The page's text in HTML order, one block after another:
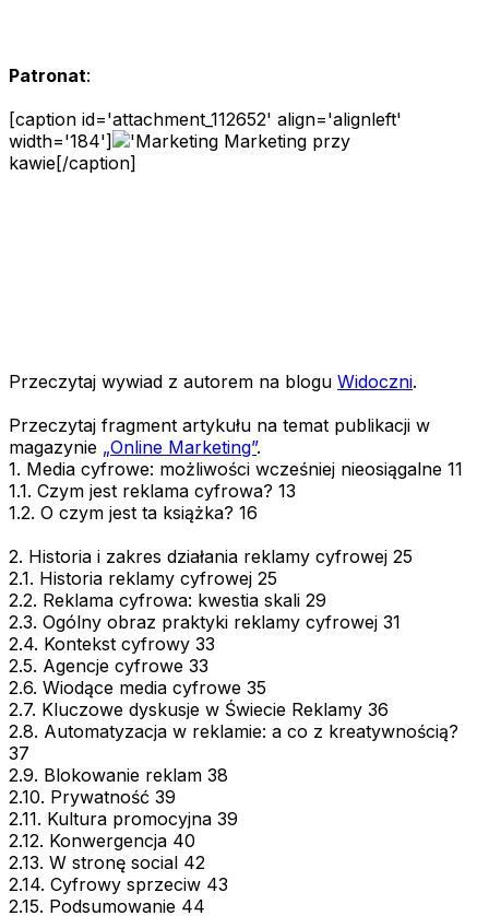
Patronat:
[caption id='attachment_112652' align='alignleft'
width='184']
Marketing przy
kawie[/caption]
Przeczytaj wywiad z autorem na blogu Widoczni.
Przeczytaj fragment artykułu na temat publikacji w
magazynie „Online Marketing”.
1. Media cyfrowe: możliwości wcześniej nieosiągalne 11
1.1. Czym jest reklama cyfrowa? 13
1.2. O czym jest ta książka? 16
2. Historia i zakres działania reklamy cyfrowej 25
2.1. Historia reklamy cyfrowej 25
2.2. Reklama cyfrowa: kwestia skali 29
2.3. Ogólny obraz praktyki reklamy cyfrowej 31
2.4. Kontekst cyfrowy 33
2.5. Agencje cyfrowe 33
2.6. Wiodące media cyfrowe 35
2.7. Kluczowe dyskusje w Świecie Reklamy 36
2.8. Automatyzacja w reklamie: a co z kreatywnością?
37
2.9. Blokowanie reklam 38
2.10. Prywatność 39
2.11. Kultura promocyjna 39
2.12. Konwergencja 40
2.13. W stronę social 42
2.14. Cyfrowy sprzeciw 43
2.15. Podsumowanie 44